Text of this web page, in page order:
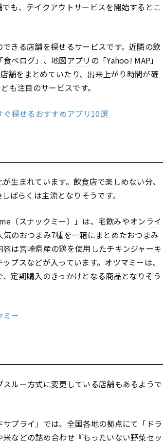
も、テイクアウトサービスを開始するとこ
きる店舗を探せるサービスです。近隣の飲
べログ」、地図アプリ の「Yahoo! MAP」
舗をまとめていたり、出来上がり時間が確
も注目のサービスです。
探せるおすすめアプリ10選
生まれています。飲食店で楽しめない分、
ばらくは主流となりそうです。
（スナックミー）」は、宅飲みやオンライ
のおつまみ7種を一箱にまとめたおつまみ
は宮崎県産の鶏を使用したチキンジャーキ
プスなどが入っています。オツマミーは、
定期購入のきっかけとなる商品となりそう
ー
ルー方式に変更している店舗もあるようで
プライ」では、全国各地の拠点にて「ドラ
などの詰め合わせ『もったいない野菜セッ